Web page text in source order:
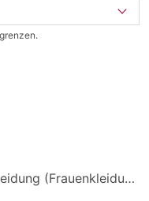
(Frauenkleidung)